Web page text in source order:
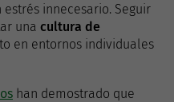
innecesario. Seguir
una cultura de
en entornos individuales
han demostrado que